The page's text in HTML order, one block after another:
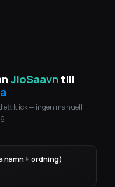
JioSaavntill
ett klick — ingen manuell
namn + ordning)